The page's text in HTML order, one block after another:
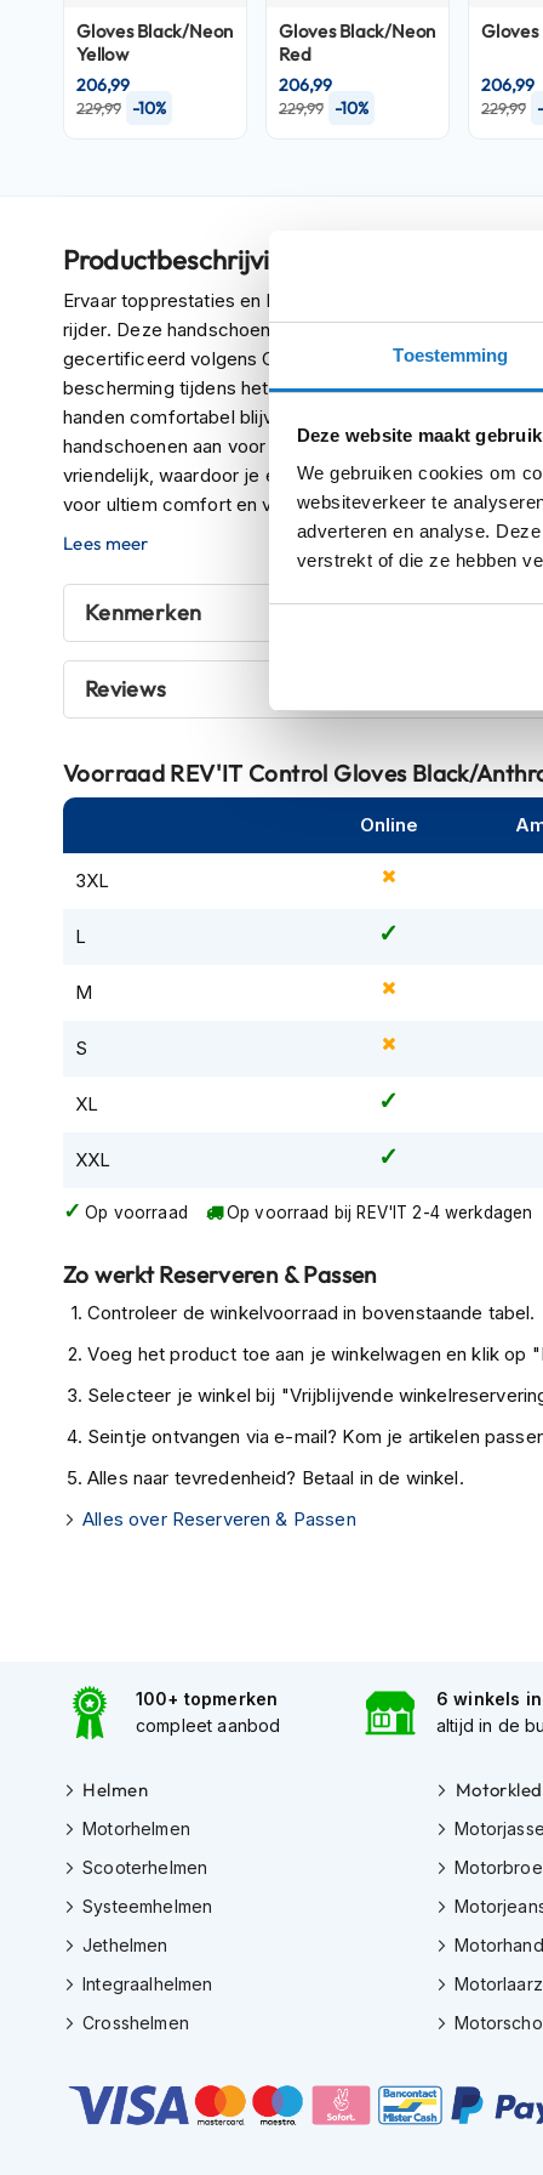
Toestemming
Deze website maakt
We gebruiken cookies om
websiteverkeer te
adverteren en analyse.
verstrekt of die ze hebben
Crosshelmen
accessoires
Tear-
Crossbrillen
Oordoppen
Onderhoud
helm
Helm
houder
Motorkleding
Motorjassen
Heren
motorjassen
motorjassen
Doorwaai
Waterdichte
Leren
motorjassen
Heren
Dames
motorbroeken
Doorwaai
motorbroeken
Waterdichte
motorbroeken
motorbroeken
motorbroeken
Kevlar
motorbroeken
Motorjeans
Motorpakken
Heren
motorpak
Dames
Eendelig
motorpak
Gloves Black/Neon
Yellow
229,99 -10%
206,99
Gloves Black/Neon
Red
229,99 -10%
206,99
Gloves
229,99
206,99
Productbeschrijving
Ervaar topprestaties en bescherming met de REV'IT
rijder. Deze handschoenen combineren stijl met
gecertificeerd volgens CE-normen. De knokkelprotectie
bescherming tijdens het rijden. Het geperforeerde leer
handen comfortabel blijven, zelfs tijdens intensieve
handschoenen aan voor de perfecte pasvorm.
vriendelijk, waardoor je eenvoudig toegang hebt tot je
voor ultiem comfort en veiligheid met de REV'IT Control
Lees meer
Kenmerken
Reviews
Voorraad REV'IT Control Gloves Black/
Online
3XL
L
M
S
XL
XXL
Op voorraad Op voorraad bij REV'IT 2-4 werkdagen
Zo werkt Reserveren & Passen
Controleer de winkelvoorraad in bovenstaande tabel.
Voeg het product toe aan je winkelwagen en klik op
Selecteer je winkel bij "Vrijblijvende
Seintje ontvangen via e-mail? Kom je artikelen
Alles naar tevredenheid? Betaal in de winkel.
Alles over Reserveren & Passen
100+ topmerken
compleet aanbod
6 winkels in
altijd in de
Helmen
Motorhelmen
Scooterhelmen
Systeemhelmen
Jethelmen
Integraalhelmen
Crosshelmen